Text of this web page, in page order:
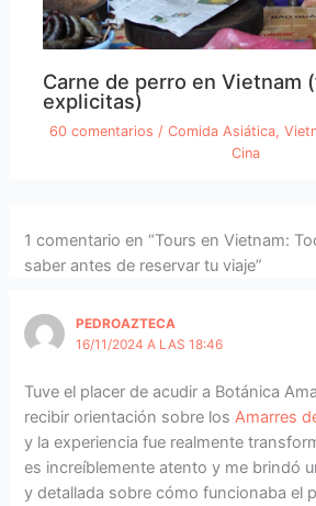
Carne de perro en Vietnam
explicitas)
60 comentarios / Comida Asiática,
Cina
1 comentario en “Tours en Vietnam:
saber antes de reservar tu viaje”
PEDROAZTECA
16/11/2024 A LAS 18:46
Tuve el placer de acudir a Botánica
recibir orientación sobre losAmarres
y la experiencia fue realmente
es increíblemente atento y me brindó
y detallada sobre cómo funcionaba el